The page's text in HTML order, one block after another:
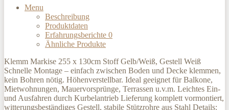
Menu
Beschreibung
Produktdaten
Erfahrungsberichte 0
Ähnliche Produkte
Klemm Markise 255 x 130cm Stoff Gelb/Weiß, Gestell Weiß
Schnelle Montage – einfach zwischen Boden und Decke klemmen,
kein Bohren nötig. Höhenverstellbar. Ideal geeignet für Balkone,
Mietwohnungen, Mauervorsprünge, Terrassen u.v.m. Leichtes Ein-
und Ausfahren durch Kurbelantrieb Lieferung komplett vormontiert,
witterungsbeständiges Gestell, stabile Stützrohre aus Stahl Details: